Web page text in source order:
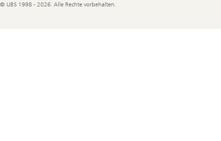
© UBS 1998 - 2026. Alle Rechte vorbehalten.